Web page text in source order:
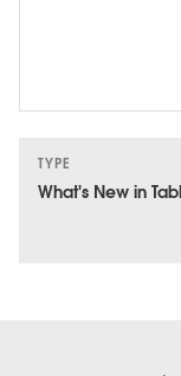
TYPE
What's New in